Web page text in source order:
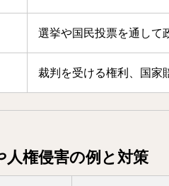
選挙や国民投票を通して
裁判を受ける権利、国家
人権侵害の例と対策